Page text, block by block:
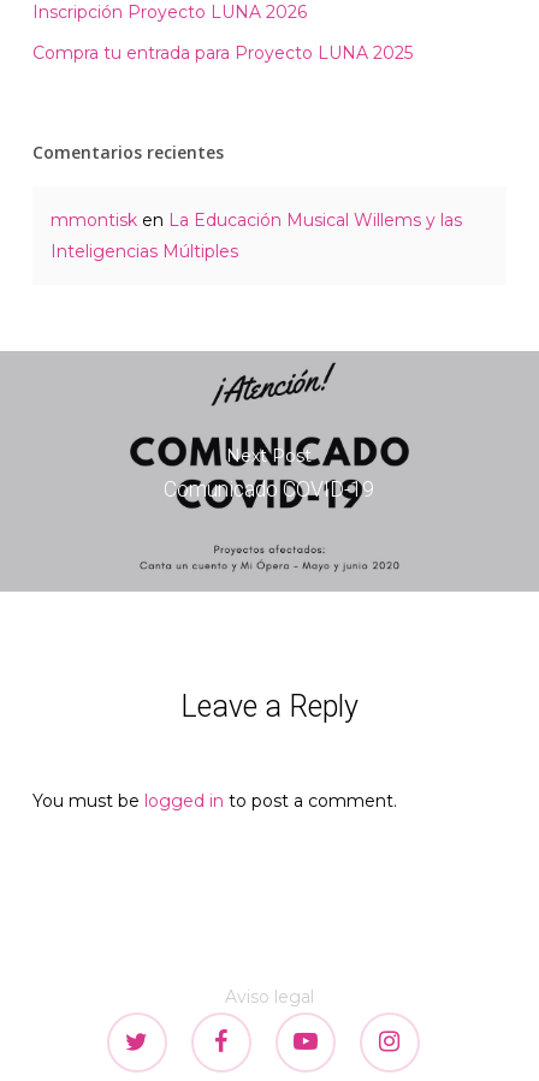
Inscripción Proyecto LUNA 2026
Compra tu entrada para Proyecto LUNA 2025
Comentarios recientes
mmontisken La Educación Musical Willems y las
Inteligencias Múltiples
Next Post
Comunicado COVID-19
Leave a Reply
You must be logged in to post a comment.
Aviso legal
twitter facebook youtube instagram